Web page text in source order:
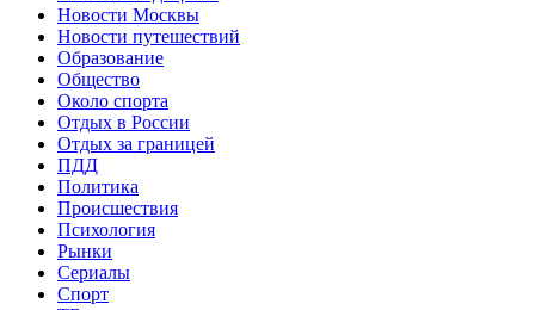
Новости Москвы
Новости путешествий
Образование
Общество
Около спорта
Отдых в России
Отдых за границей
ПДД
Политика
Происшествия
Психология
Рынки
Сериалы
Спорт